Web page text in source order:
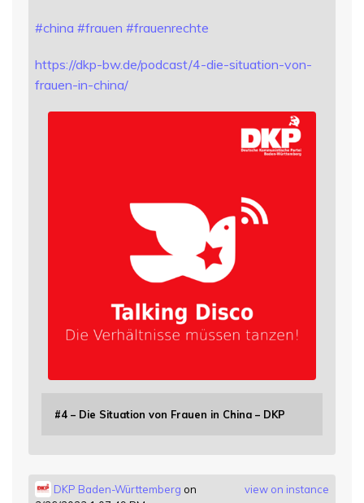
#china #frauen #frauenrechte
https://dkp-bw.de/podcast/4-die-situation-von-
frauen-in-china/
#4 – Die Situation von Frauen in China – DKP
view on instance
DKP Baden-Württemberg on